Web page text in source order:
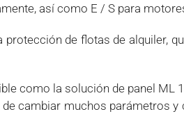
así como E / S para
de flotas de alquiler,
como la solución de panel ML
cambiar muchos parámetros